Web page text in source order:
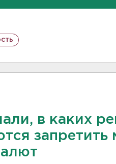
в каких
запретить